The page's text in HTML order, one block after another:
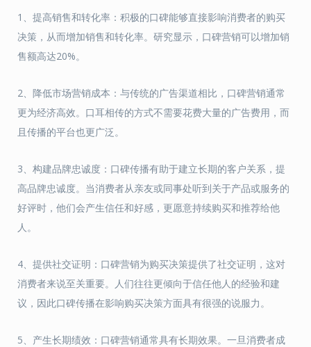
1、提高销售和转化率：积极的口碑能够直接影响消费者的购买
决策，从而增加销售和转化率。研究显示，口碑营销可以增加销
售额高达20%。
2、降低市场营销成本：与传统的广告渠道相比，口碑营销通常
更为经济高效。口耳相传的方式不需要花费大量的广告费用，而
且传播的平台也更广泛。
3、构建品牌忠诚度：口碑传播有助于建立长期的客户关系，提
高品牌忠诚度。当消费者从亲友或同事处听到关于产品或服务的
好评时，他们会产生信任和好感，更愿意持续购买和推荐给他
人。
4、提供社交证明：口碑营销为购买决策提供了社交证明，这对
消费者来说至关重要。人们往往更倾向于信任他人的经验和建
议，因此口碑传播在影响购买决策方面具有很强的说服力。
5、产生长期绩效：口碑营销通常具有长期效果。一旦消费者成